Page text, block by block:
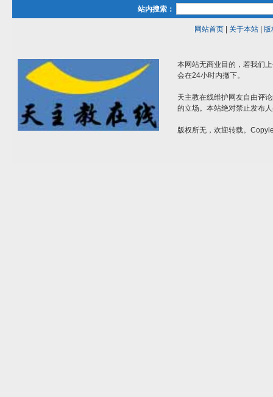
站内搜索：
网站首页| 关于本站| 版
本网站无商业目的，若我们
会在24小时内撤下。
天主教在线维护网友自由评
的立场。本站绝对禁止发布
版权所无，欢迎转载。